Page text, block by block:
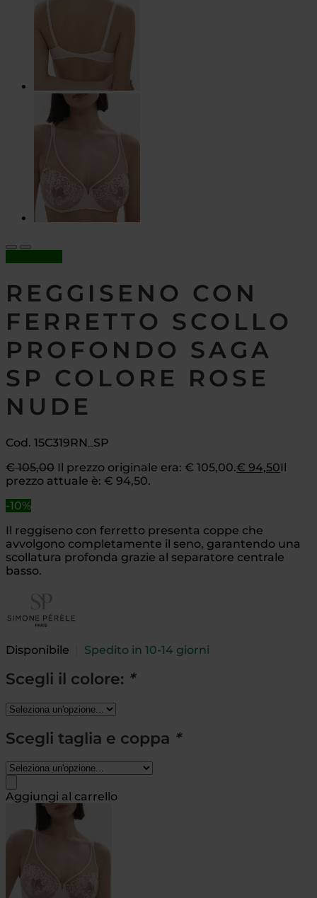
REGGISENO CON
FERRETTO SCOLLO
PROFONDO SAGA
SP COLORE ROSE
NUDE
Cod. 15C319RN_SP
€105,00 Il prezzo originale era: € 105,00.€ 94,50Il
prezzo attuale è: € 94,50.
-10%
Il reggiseno con ferretto presenta coppe che
avvolgono completamente il seno, garantendo una
scollatura profonda grazie al separatore centrale
basso.
Disponibile Spedito in 10-14 giorni
Scegli il colore: *
Scegli taglia e coppa *
Aggiungi al carrello